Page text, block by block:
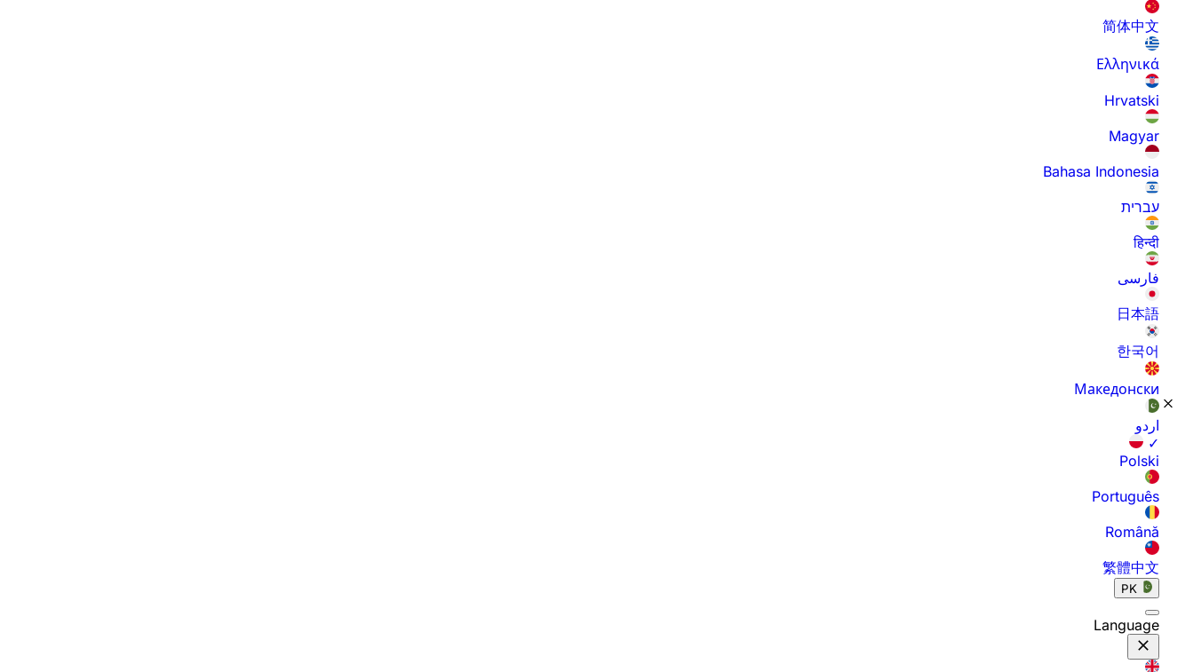
简体中文
Ελληνικά
Hrvatski
Magyar
Bahasa Indonesia
עברית
हिन्दी
فارسی
日本語
한국어
Македонски
اردو
✓
Polski
Português
Română
繁體中文
PK
Language